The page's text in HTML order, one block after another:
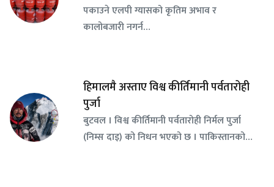
पकाउने एलपी ग्यासको कृतिम अभाव र
कालोबजारी नगर्न…
हिमालमै अस्ताए विश्व कीर्तिमानी पर्वतारोही
पुर्जा
बुटवल । विश्व कीर्तिमानी पर्वतारोही निर्मल पुर्जा
(निम्स दाइ) को निधन भएको छ । पाकिस्तानको…